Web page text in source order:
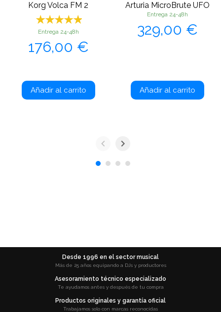
Korg Volca FM 2
Entrega 24-48h
Precio
176,00 €
Añadir al carrito
Arturia MicroBrute UFO
Entrega 24-48h
Precio
329,00 €
Añadir al carrito
Desde 1996 en el sector musical
Más de 25 años equipando a DJs y productores
Asesoramiento técnico especializado
Te ayudamos antes y después de tu compra
Productos originales y garantía oficial
Trabajamos solo con marcas reconocidas